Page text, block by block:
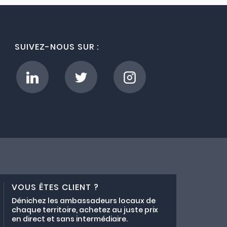
SUIVEZ-NOUS SUR :
VOUS ÊTES CLIENT ?
Dénichez les ambassadeurs locaux de
chaque territoire, achetez au juste prix
en direct et sans intermédiaire.